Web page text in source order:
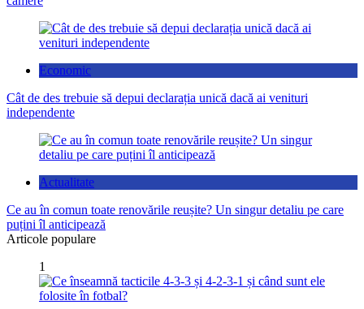
Economic
Cât de des trebuie să depui declarația unică dacă ai venituri
independente
Actualitate
Ce au în comun toate renovările reușite? Un singur detaliu pe care
puțini îl anticipează
Articole populare
1